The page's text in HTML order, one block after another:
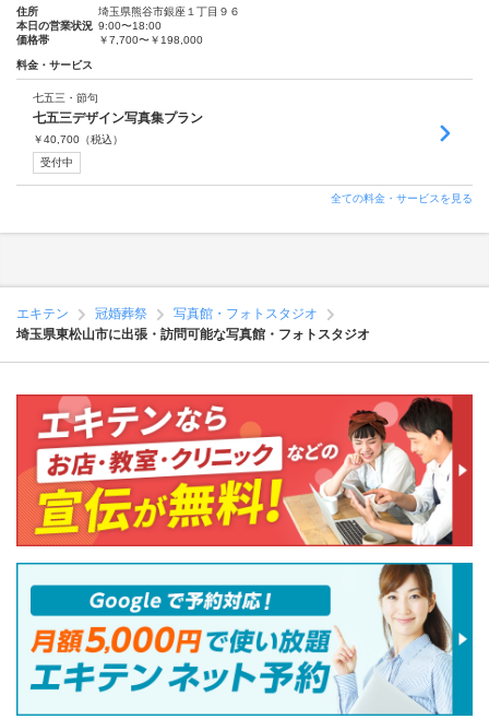
住所
埼玉県熊谷市銀座１丁目９６
本日の営業状況 9:00〜18:00
価格帯
￥7,700〜￥198,000
料金・サービス
七五三・節句
七五三デザイン写真集プラン
￥40,700 （税込）
受付中
全ての料金・サービスを見る
エキテン 冠婚葬祭
写真館・フォトスタジオ
埼玉県東松山市に出張・訪問可能な写真館・フォトスタジオ